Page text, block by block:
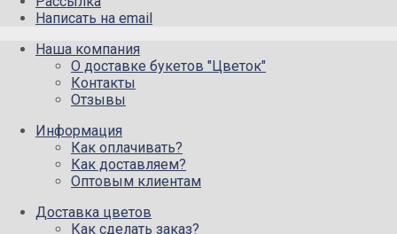
Написать на email
Наша компания
О доставке букетов "Цветок"
Контакты
Отзывы
Информация
Как оплачивать?
Как доставляем?
Оптовым клиентам
Доставка цветов
Как сделать заказ?